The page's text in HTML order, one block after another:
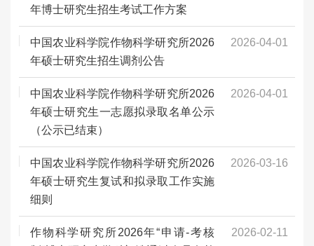
年博士研究生招生考试工作方案
中国农业科学院作物科学研究所2026
年硕士研究生招生调剂公告
2026-04-01
中国农业科学院作物科学研究所2026
年硕士研究生一志愿拟录取名单公示
（公示已结束）
2026-04-01
中国农业科学院作物科学研究所2026
年硕士研究生复试和拟录取工作实施
细则
2026-03-16
作物科学研究所2026年“申请-考核
2026-02-11